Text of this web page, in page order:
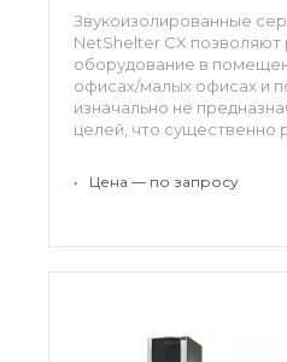
Звукоизолированные
NetShelter CX позволяют
оборудование в
офисах/малых офисах и
изначально не
целей, что существенно
• Цена — по запросу